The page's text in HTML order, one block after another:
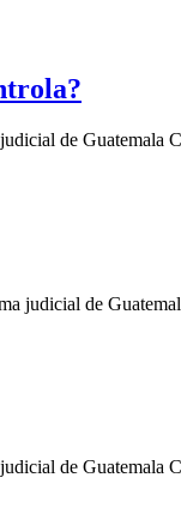
de
judicial de
de